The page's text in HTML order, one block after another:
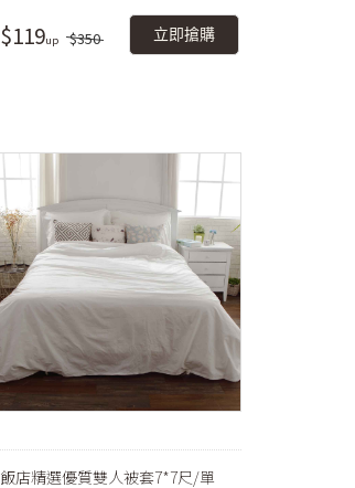
$119 $350 立即搶購
飯店精選優質雙人被套7*7尺/單